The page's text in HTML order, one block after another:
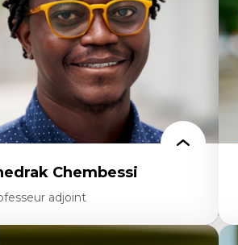
Chembessi
adjoint